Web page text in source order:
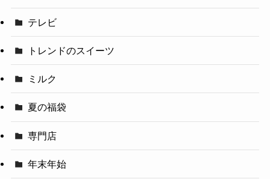
テレビ
トレンドのスイーツ
ミルク
夏の福袋
専門店
年末年始